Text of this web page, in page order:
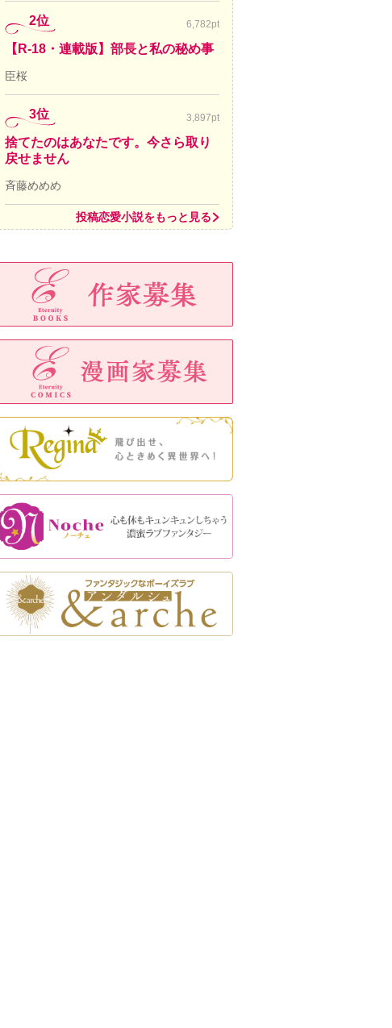
2位 6,782pt
【R-18・連載版】部長と私の秘め事
臣桜
3位 3,897pt
捨てたのはあなたです。今さら取り
戻せません
斉藤めめめ
投稿恋愛小説をもっと見る